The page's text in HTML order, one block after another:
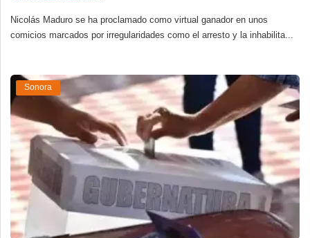
Nicolás Maduro se ha proclamado como virtual ganador en unos
comicios marcados por irregularidades como el arresto y la inhabilita...
Sonora